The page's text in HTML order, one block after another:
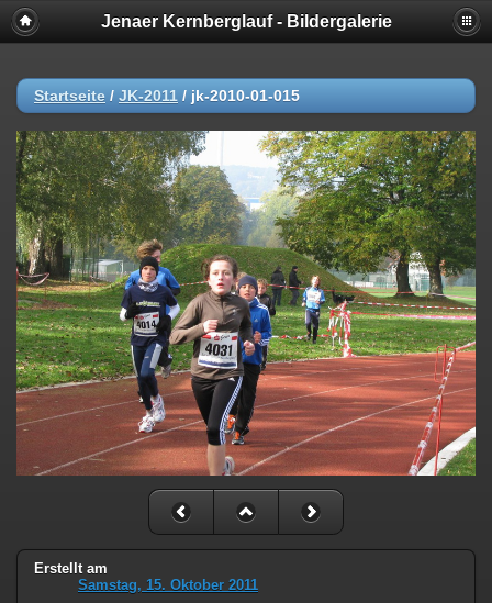
Jenaer Kernberglauf - Bildergalerie
Startseite / JK-2011 / jk-2010-01-015
Erstellt am
Samstag, 15. Oktober 2011